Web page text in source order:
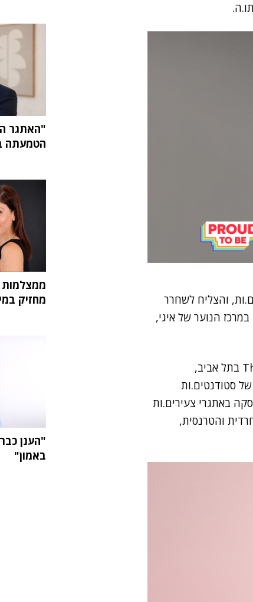
והצליח לשחרר
הנוער של איגי,
בנוסף, פלייטיקה ואיגי קיימו לפני ימים אחדים אירוע במרחב הטרנדי The George בתל אביב,
סטודנטים.ות
באתגרי צעירים.ות
והטרנסית,
הטמעתה
ממצלמות
מחזיק
"הענן
באמון"